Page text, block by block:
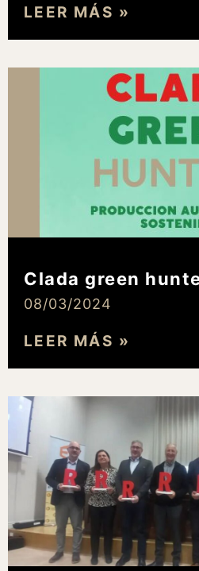
LEER MÁS »
Clada green
08/03/2024
LEER MÁS »